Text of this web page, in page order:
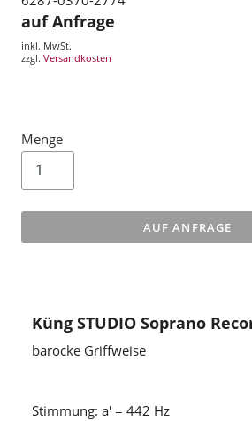
auf Anfrage
inkl. MwSt.
zzgl. Versandkosten
Menge
AUF ANFRAGE
Küng STUDIO Soprano
barocke Griffweise
Stimmung: a' = 442 Hz